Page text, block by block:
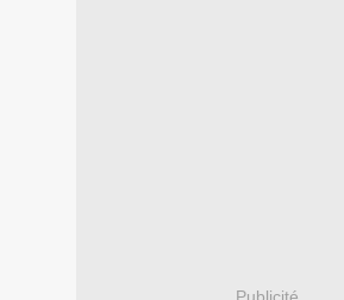
Publicité